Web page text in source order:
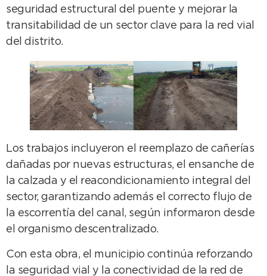
seguridad estructural del puente y mejorar la
transitabilidad de un sector clave para la red vial
del distrito.
Los trabajos incluyeron el reemplazo de cañerías
dañadas por nuevas estructuras, el ensanche de
la calzada y el reacondicionamiento integral del
sector, garantizando además el correcto flujo de
la escorrentía del canal, según informaron desde
el organismo descentralizado.
Con esta obra, el municipio continúa reforzando
la seguridad vial y la conectividad de la red de